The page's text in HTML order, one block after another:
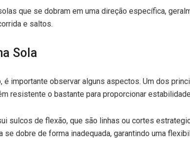
que se dobram em uma direção específica,
e saltos.
Sola
é importante observar alguns aspectos. Um dos
resistente o bastante para proporcionar
sulcos de flexão, que são linhas ou cortes
dobre de forma inadequada, garantindo uma